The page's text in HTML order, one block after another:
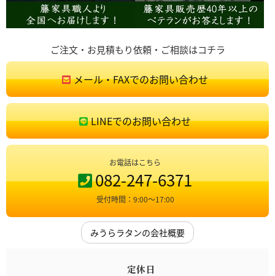
ご注文・お見積もり依頼・ご相談はコチラ
メール・FAXでのお問い合わせ
LINEでのお問い合わせ
お電話はこちら
082-247-6371
受付時間：9:00〜17:00
みうらラタンの会社概要
定休日